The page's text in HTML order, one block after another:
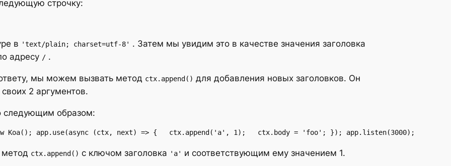
строчку:
в 'text/plain; charset=utf-8' . Затем мы увидим это в качестве значения заголовка
адресу / .
мы можем вызвать метод ctx.append() для добавления новых заголовков. Он
2 аргументов.
следующим образом:
Koa(); app.use(async (ctx, next) => {   ctx.append('a', 1);   ctx.body = 'foo'; }); app.listen(3000);
ctx.append() с ключом заголовка 'a' и соответствующим ему значением 1.